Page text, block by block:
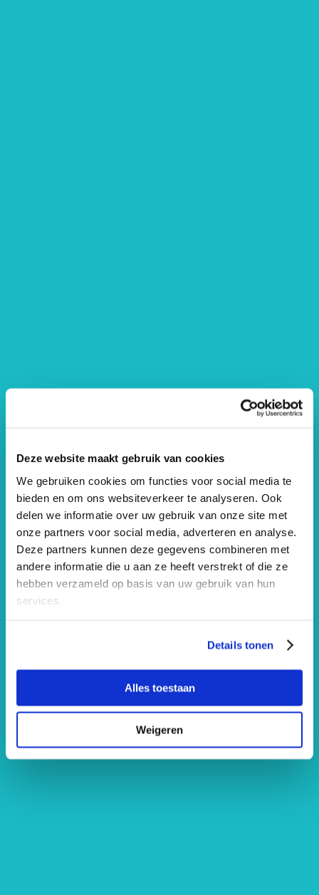
Deze website maakt gebruik van cookies
We gebruiken cookies om functies voor social media te
bieden en om ons websiteverkeer te analyseren. Ook
delen we informatie over uw gebruik van onze site met
onze partners voor social media, adverteren en analyse.
Deze partners kunnen deze gegevens combineren met
andere informatie die u aan ze heeft verstrekt of die ze
hebben verzameld op basis van uw gebruik van hun
services.
Details tonen
Alles toestaan
Weigeren